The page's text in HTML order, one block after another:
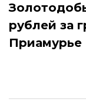
рублей за
Приамурье